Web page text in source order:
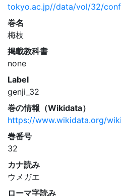
tokyo.ac.jp//data/vol/32/
巻名
梅枝
掲載教科書
none
Label
genji_32
巻の情報（Wikidata）
https://www.wikidata.org/
巻番号
32
カナ読み
ウメガエ
ローマ字読み